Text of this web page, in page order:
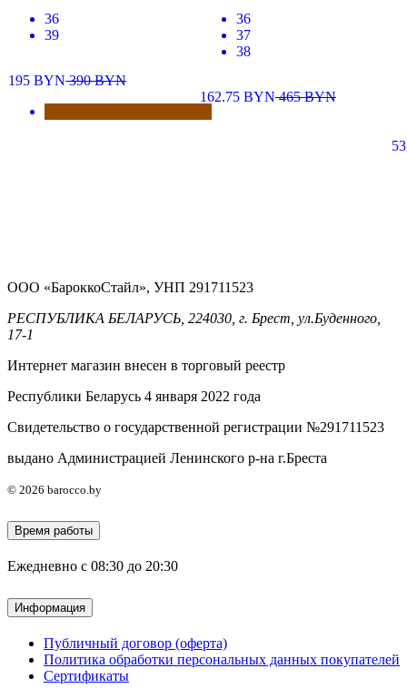
36
39
195 BYN390BYN
36
37
38
162.75 BYN465BYN
ООО «БароккоСтайл», УНП 291711523
РЕСПУБЛИКА БЕЛАРУСЬ, 224030, г. Брест, ул.Буденного,
17-1
Интернет магазин внесен в торговый реестр
Республики Беларусь 4 января 2022 года
Свидетельство о государственной регистрации №291711523
выдано Администрацией Ленинского р-на г.Бреста
© 2026 barocco.by
Время работы
Ежедневно с 08:30 до 20:30
Информация
Публичный договор (оферта)
Политика обработки персональных данных покупателей
Сертификаты